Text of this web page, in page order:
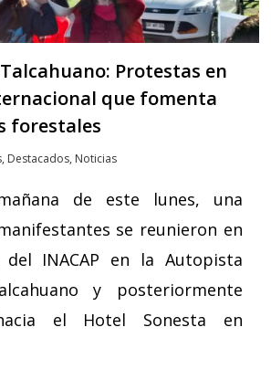
Protestas en
que fomenta
forestales
, Destacados, Noticias
de este lunes, una
se reunieron en
del INACAP en la Autopista
y posteriormente
el Hotel Sonesta en